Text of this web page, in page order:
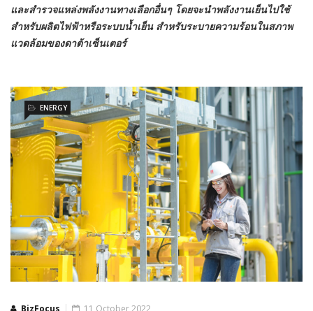
และสำรวจแหล่งพลังงานทางเลือกอื่นๆ โดยจะนำพลังงานเย็นไปใช้
สำหรับผลิตไฟฟ้าหรือระบบน้ำเย็น สำหรับระบายความร้อนในสภาพ
แวดล้อมของดาต้าเซ็นเตอร์
BizFocus
ENERGY
11 October 2022